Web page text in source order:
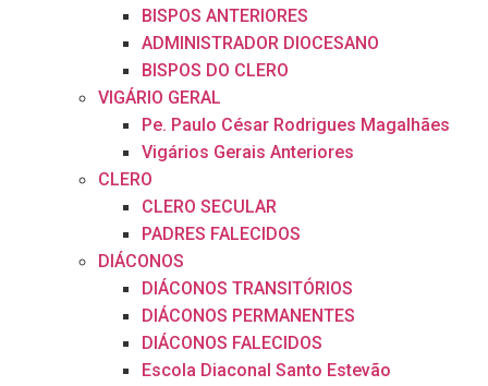
BISPOS ANTERIORES
ADMINISTRADOR DIOCESANO
BISPOS DO CLERO
VIGÁRIO GERAL
Pe. Paulo César Rodrigues Magalhães
Vigários Gerais Anteriores
CLERO
CLERO SECULAR
PADRES FALECIDOS
DIÁCONOS
DIÁCONOS TRANSITÓRIOS
DIÁCONOS PERMANENTES
DIÁCONOS FALECIDOS
Escola Diaconal Santo Estevão